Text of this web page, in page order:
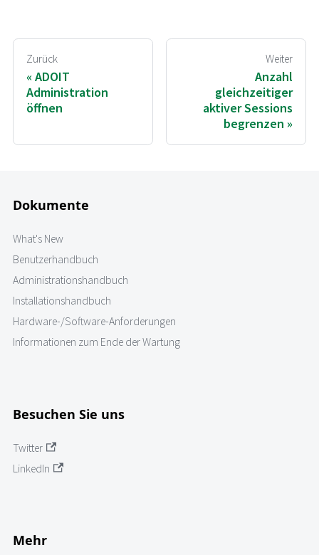
Zurück
ADOIT
Administration
öffnen
Weiter
Anzahl
gleichzeitiger
aktiver Sessions
begrenzen
Dokumente
What's New
Benutzerhandbuch
Administrationshandbuch
Installationshandbuch
Hardware-/Software-Anforderungen
Informationen zum Ende der Wartung
Besuchen Sie uns
Twitter
LinkedIn
Mehr